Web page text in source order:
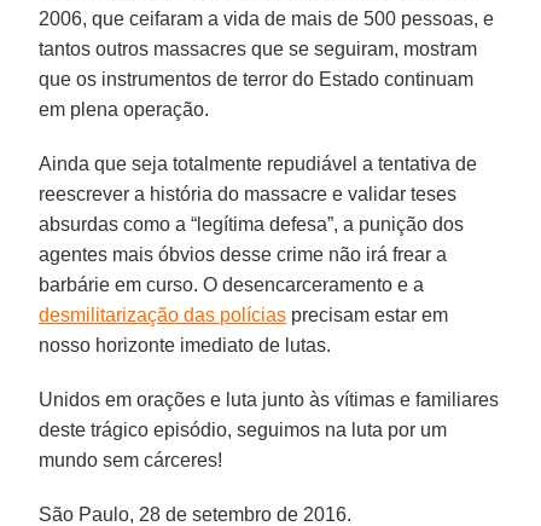
2006, que ceifaram a vida de mais de 500 pessoas, e
tantos outros massacres que se seguiram, mostram
que os instrumentos de terror do Estado continuam
em plena operação.
Ainda que seja totalmente repudiável a tentativa de
reescrever a história do massacre e validar teses
absurdas como a “legítima defesa”, a punição dos
agentes mais óbvios desse crime não irá frear a
barbárie em curso. O desencarceramento e a
desmilitarização das polícias precisam estar em
nosso horizonte imediato de lutas.
Unidos em orações e luta junto às vítimas e familiares
deste trágico episódio, seguimos na luta por um
mundo sem cárceres!
São Paulo, 28 de setembro de 2016.